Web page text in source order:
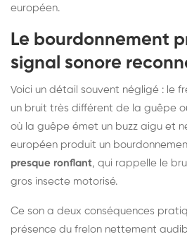
européen.
Le bourdonnement
signal sonore
Voici un détail souvent négligé : le
un bruit très différent de la guêpe
où la guêpe émet un buzz aigu et
européen produit un
presque ronflant, qui rappelle le
gros insecte motorisé.
Ce son a deux conséquences
présence du frelon nettement